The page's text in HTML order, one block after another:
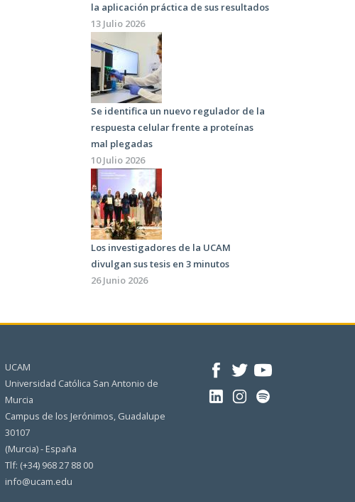
la aplicación práctica de sus resultados
13 Julio 2026
Se identifica un nuevo regulador de la
respuesta celular frente a proteínas
mal plegadas
10 Julio 2026
Los investigadores de la UCAM
divulgan sus tesis en 3 minutos
26 Junio 2026
UCAM
Universidad Católica San Antonio de
Murcia
Campus de los Jerónimos, Guadalupe
30107
(Murcia) - España
Tlf: (+34) 968 27 88 00
info@ucam.edu